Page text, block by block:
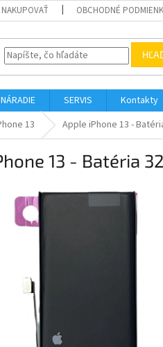
OBCHODNÉ
NÁRADIE SERVIS
Kontakty
13 Apple iPhone 13 -
13 - Batéria